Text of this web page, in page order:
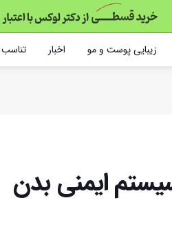
زیبایی پوست و مو اخبار تناسب
ایمنی بدن